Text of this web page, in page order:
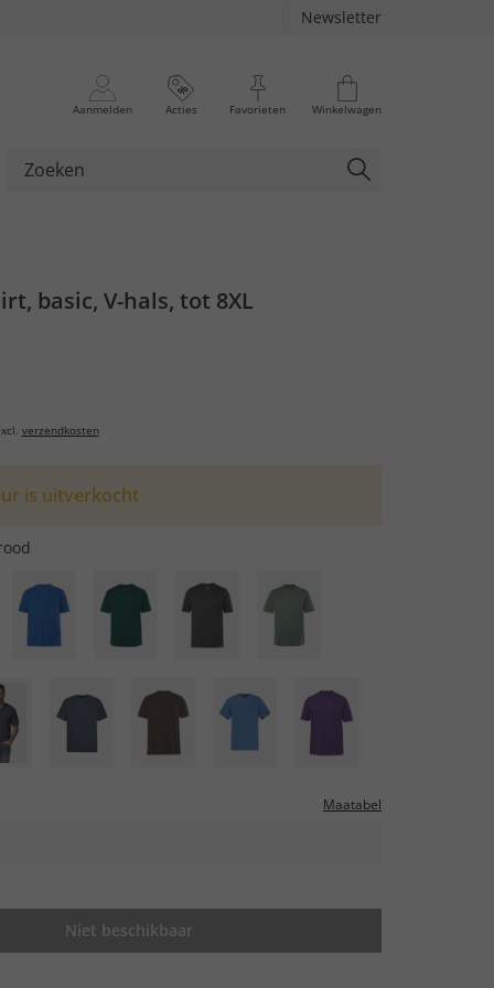
Newsletter
Aanmelden Acties Favorieten Winkelwagen
basic, V-hals, tot 8XL
verzendkosten
is uitverkocht
Maatabel
Niet beschikbaar